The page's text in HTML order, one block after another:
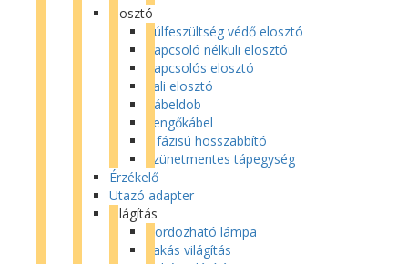
Elosztó
Túlfeszültség védő elosztó
Kapcsoló nélküli elosztó
Kapcsolós elosztó
Fali elosztó
Kábeldob
Lengőkábel
3 fázisú hosszabbító
Szünetmentes tápegység
Érzékelő
Utazó adapter
Világítás
Hordozható lámpa
Lakás világítás